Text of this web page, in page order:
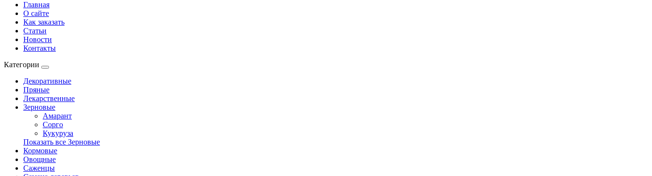
Главная
О сайте
Как заказать
Статьи
Новости
Контакты
Категории
Декоративные
Пряные
Лекарственные
Зерновые
Амарант
Сорго
Кукуруза
Показать все Зерновые
Кормовые
Овощные
Саженцы